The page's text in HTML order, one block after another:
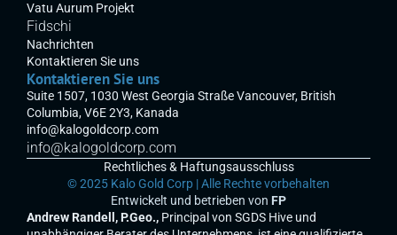
Vatu Aurum Projekt
Fidschi
Nachrichten
Kontaktieren Sie uns
Kontaktieren Sie uns
Suite 1507, 1030 West Georgia Straße Vancouver, British
Columbia, V6E 2Y3, Kanada
info@kalogoldcorp.com
info@kalogoldcorp.com
© 2025 Kalo Gold Corp | Alle Rechte vorbehalten
Rechtliches & Haftungsausschluss
Entwickelt und betrieben von FP
Andrew Randell, P.Geo., Principal von SGDS Hive und